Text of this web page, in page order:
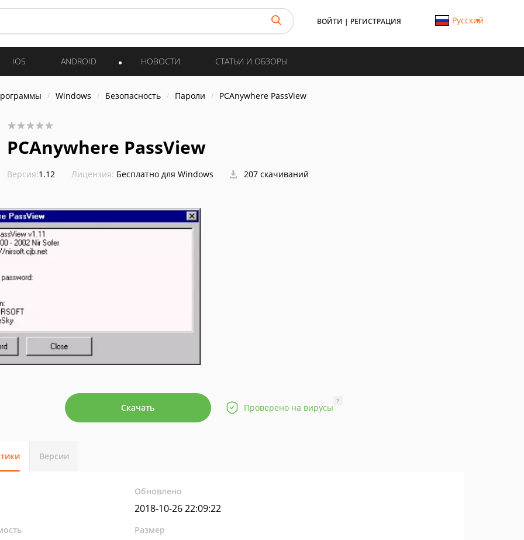
ВОЙТИ | РЕГИСТРАЦИЯ Русский
IOS ANDROID НОВОСТИ СТАТЬИ И ОБЗОРЫ
Windows Безопасность Пароли PCAnywhere PassView
PCAnywhere PassView
Версия:1.12 Лицензия: Бесплатно для Windows 207 скачиваний
Скачать Проверено на вирусы
?
Версии
Обновлено
2018-10-26 22:09:22
Размер